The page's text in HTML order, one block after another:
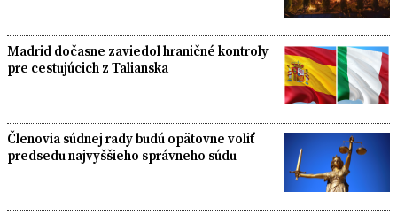
Madrid dočasne zaviedol hraničné kontroly
pre cestujúcich z Talianska
Členovia súdnej rady budú opätovne voliť
predsedu najvyššieho správneho súdu